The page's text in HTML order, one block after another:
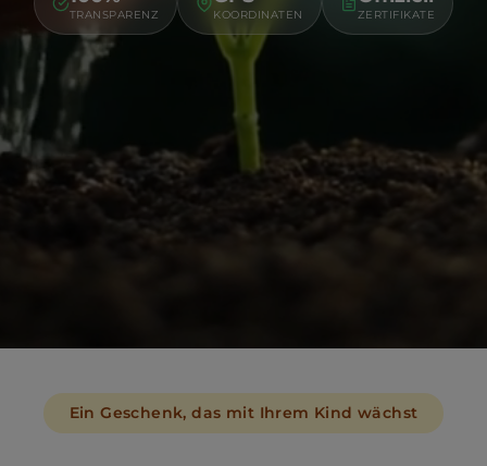
TRANSPARENZ KOORDINATEN ZERTIFIKATE
Ein Geschenk, das mit Ihrem Kind wächst